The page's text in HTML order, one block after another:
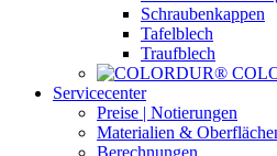
Schraubenkappen
Tafelblech
Traufblech
Servicecenter
Preise | Notierungen
Materialien &
Berechnungen